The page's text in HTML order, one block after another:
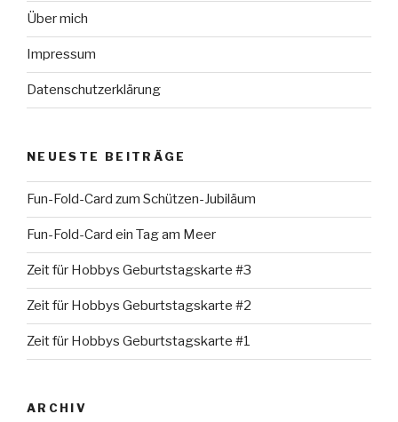
Über mich
Impressum
Datenschutzerklärung
NEUESTE BEITRÄGE
Fun-Fold-Card zum Schützen-Jubiläum
Fun-Fold-Card ein Tag am Meer
Zeit für Hobbys Geburtstagskarte #3
Zeit für Hobbys Geburtstagskarte #2
Zeit für Hobbys Geburtstagskarte #1
ARCHIV